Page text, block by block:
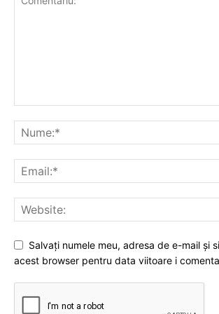
Salvați numele meu, adresa de e-mail și
acest browser pentru data viitoare i